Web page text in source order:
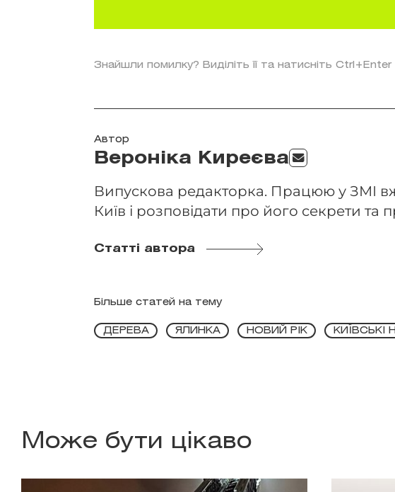
Знайшли помилку? Виділіть її та натисніть Ctrl+Enter
Автор
Вероніка Киреєва
Випускова редакторка. Працюю у ЗМІ
Київ і розповідати про його секрети та
Статті автора
Більше статей на тему
ДЕРЕВА ЯЛИНКА НОВИЙ РІК КИЇВСЬКІ
Може бути цікаво